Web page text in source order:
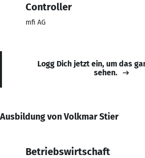
Controller
mfi AG
Logg Dich jetzt ein, um das
sehen.
Ausbildung von Volkmar Stier
Betriebswirtschaft